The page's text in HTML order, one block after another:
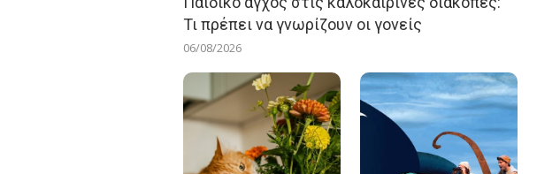
Τι πρέπει να γνωρίζουν οι γονείς
06/08/2026